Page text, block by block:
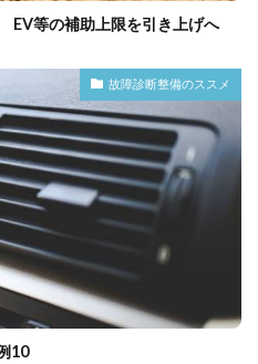
等の補助上限を引き上げへ
故障診断整備のススメ
10